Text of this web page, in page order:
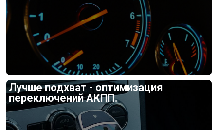
Лучше подхват - оптимизация
переключений АКПП.